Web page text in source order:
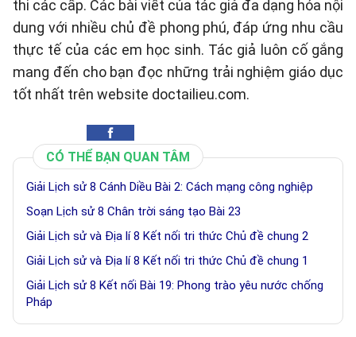
thi các cấp. Các bài viết của tác giả đa dạng hóa nội
dung với nhiều chủ đề phong phú, đáp ứng nhu cầu
thực tế của các em học sinh. Tác giả luôn cố gắng
mang đến cho bạn đọc những trải nghiệm giáo dục
tốt nhất trên website doctailieu.com.
CÓ THỂ BẠN QUAN TÂM
Giải Lịch sử 8 Cánh Diều Bài 2: Cách mạng công nghiệp
Soạn Lịch sử 8 Chân trời sáng tạo Bài 23
Giải Lịch sử và Địa lí 8 Kết nối tri thức Chủ đề chung 2
Giải Lịch sử và Địa lí 8 Kết nối tri thức Chủ đề chung 1
Giải Lịch sử 8 Kết nối Bài 19: Phong trào yêu nước chống
Pháp